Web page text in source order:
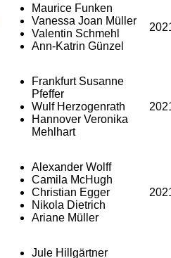
Maurice Funken
Vanessa Joan Müller
Valentin Schmehl
Ann-Katrin Günzel
Frankfurt Susanne
Pfeffer
Wulf Herzogenrath
Hannover Veronika
Mehlhart
Alexander Wolff
Camila McHugh
Christian Egger
Nikola Dietrich
Ariane Müller
Jule Hillgärtner